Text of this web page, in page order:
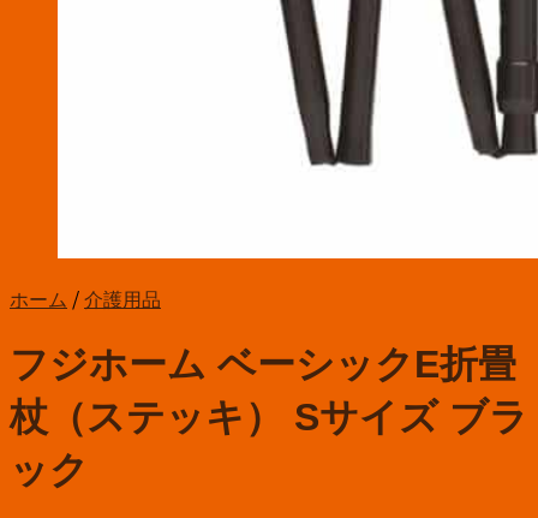
ホーム /介護用品
フジホーム ベーシックE折畳
杖（ステッキ） Sサイズ ブラ
ック